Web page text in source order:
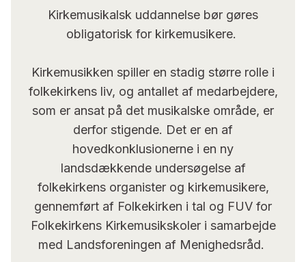
Kirkemusikalsk uddannelse bør gøres
obligatorisk for kirkemusikere.
Kirkemusikken spiller en stadig større rolle i
folkekirkens liv, og antallet af medarbejdere,
som er ansat på det musikalske område, er
derfor stigende. Det er en af
hovedkonklusionerne i en ny
landsdækkende undersøgelse af
folkekirkens organister og kirkemusikere,
gennemført af Folkekirken i tal og FUV for
Folkekirkens Kirkemusikskoler i samarbejde
med Landsforeningen af Menighedsråd.